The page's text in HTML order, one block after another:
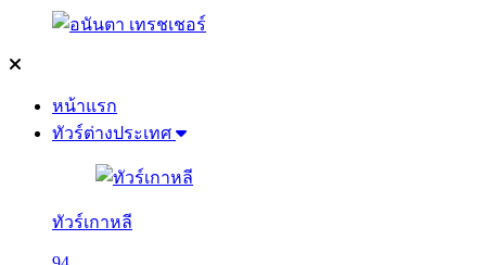
หน้าแรก
ทัวร์ต่างประเทศ
ทัวร์เกาหลี